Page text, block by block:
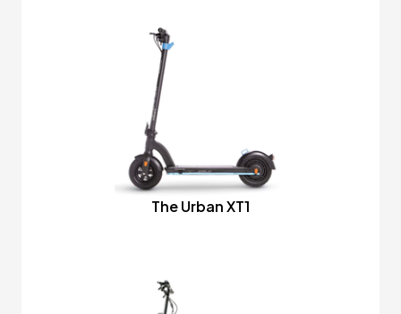
The Urban XT1